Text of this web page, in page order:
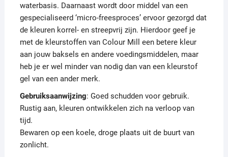
waterbasis. Daarnaast wordt door middel van een
gespecialiseerd ‘micro-freesproces’ ervoor gezorgd dat
de kleuren korrel- en streepvrij zijn. Hierdoor geef je
met de kleurstoffen van Colour Mill een betere kleur
aan jouw baksels en andere voedingsmiddelen, maar
heb je er wel minder van nodig dan van een kleurstof
gel van een ander merk.
Gebruiksaanwijzing: Goed schudden voor gebruik.
Rustig aan, kleuren ontwikkelen zich na verloop van
tijd.
Bewaren op een koele, droge plaats uit de buurt van
zonlicht.